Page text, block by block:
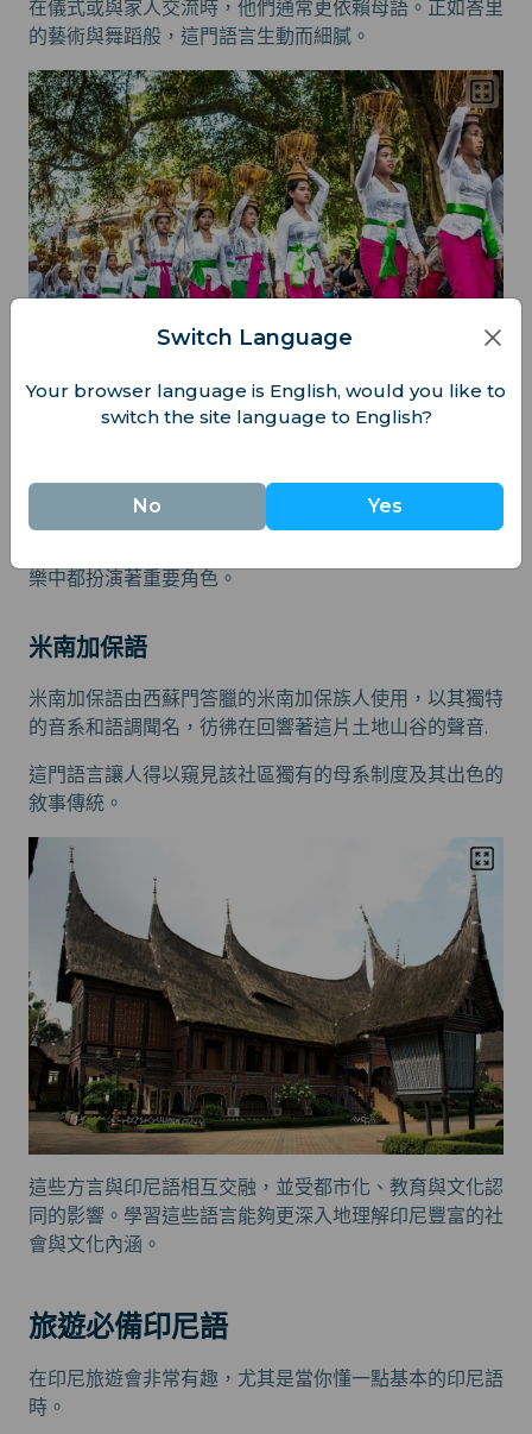
在儀式或與家人交流時，他們通常更依賴母語。正如峇里
的藝術與舞蹈般，這門語言生動而細膩。
北蘇門答臘的各個巴塔克部落共同使用巴塔克語。它實際
上是一族語言，各自展現出獨特的力量與活力。作為他們
樂中都扮演著重要角色。
米南加保語
米南加保語由西蘇門答臘的米南加保族人使用，以其獨特
的音系和語調聞名，彷彿在回響著這片土地山谷的聲音.
這門語言讓人得以窺見該社區獨有的母系制度及其出色的
敘事傳統。
這些方言與印尼語相互交融，並受都市化、教育與文化認
同的影響。學習這些語言能夠更深入地理解印尼豐富的社
會與文化內涵。
旅遊必備印尼語
在印尼旅遊會非常有趣，尤其是當你懂一點基本的印尼語
時。
Switch Language
Your browser language is English, would you like to
switch the site language to English?
No Yes